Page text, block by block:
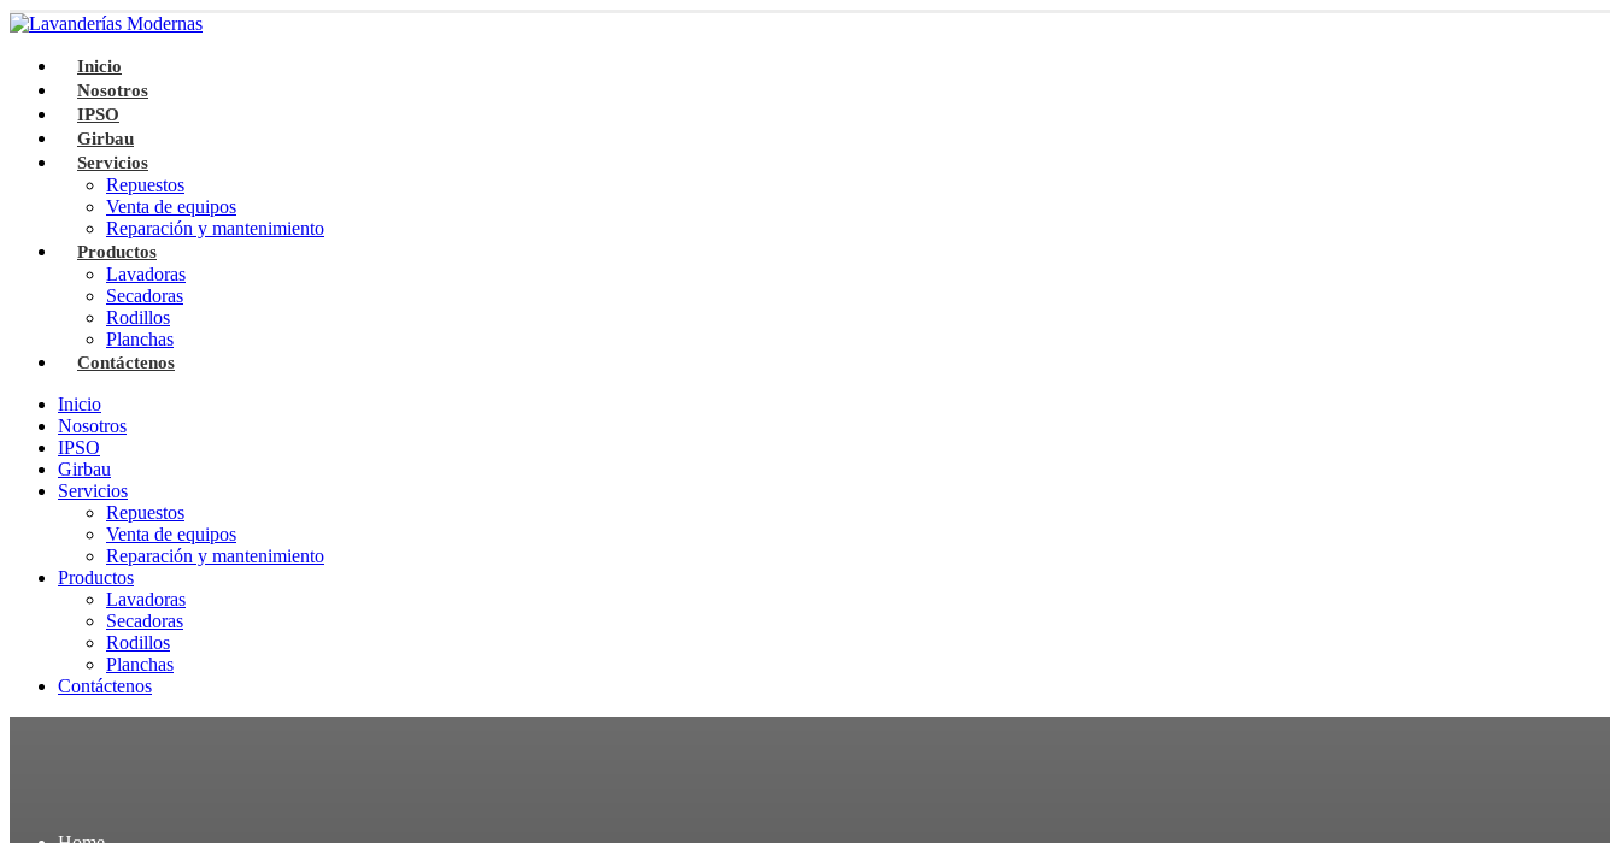
Inicio
Nosotros
IPSO
Girbau
Servicios
Repuestos
Venta de equipos
Reparación y mantenimiento
Productos
Lavadoras
Secadoras
Rodillos
Planchas
Contáctenos
Inicio
Nosotros
IPSO
Girbau
Servicios
Repuestos
Venta de equipos
Reparación y mantenimiento
Productos
Lavadoras
Secadoras
Rodillos
Planchas
Contáctenos